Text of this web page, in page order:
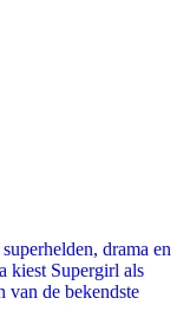
drama en
kiest Supergirl als
van de bekendste